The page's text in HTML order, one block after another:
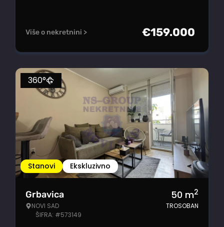
Više o nekretnini > €159.000
Stanovi Ekskluzivno
360°
Grbavica
NOVI SAD
ŠIFRA: #573149
50 m2
TROSOBAN